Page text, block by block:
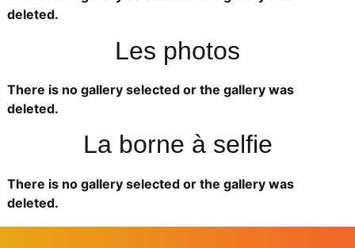
deleted.
Les photos
There is no gallery selected or the gallery was
deleted.
La borne à selfie
There is no gallery selected or the gallery was
deleted.